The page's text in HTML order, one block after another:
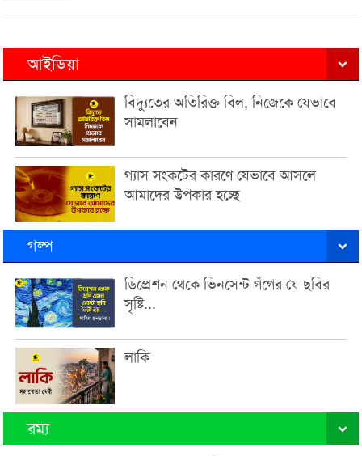
আইডিয়া
বিদ্যুতের অতিরিক্ত বিল, নিজেকে যেভাবে
সামলাবেন
গ্যাস সংকটের কারণে যেভাবে আসলে
আমাদের উপকার হচ্ছে
গল্প
ডিপ্রেশন থেকে ভিনসেন্ট গঁগের যে ছবির
সৃষ্টি...
লাকি
রম্য